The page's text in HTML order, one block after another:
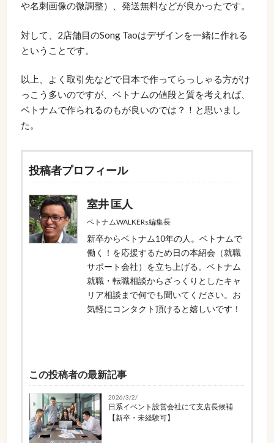
や名刺画像の微調整）、発送無料などが良かったです。
対して、2店舗目のSong Taoはデザインを一緒に作れる
ということです。
以上、よく取引先などで日本で作ってらっしゃる方がけ
っこう多いのですが、ベトナムの値段と質を考えれば、
ベトナムで作られるのもが良いのでは？！と思いまし
た。
投稿者プロフィール
室井 匡人
ベトナムWALKERs編集長
新卒からベトナム10年の人。ベトナムで
働く！を応援するため日の本紹会（就職
サポート会社）を立ち上げる。ベトナム
就職・転職相談からざっくりとしたキャ
リア相談まで何でも聞いてください。お
気軽にコンタクト頂けると嬉しいです！
この投稿者の最新記事
2026/3/2/
日系イベント設営会社にて支店長候補
【新卒・未経験可】